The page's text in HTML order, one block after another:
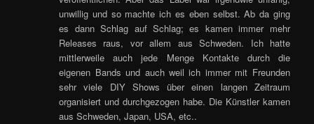
unwillig und so machte ich es eben selbst. Ab da ging
es dann Schlag auf Schlag; es kamen immer mehr
Releases raus, vor allem aus Schweden. Ich hatte
mittlerweile auch jede Menge Kontakte durch die
eigenen Bands und auch weil ich immer mit Freunden
sehr viele DIY Shows über einen langen Zeitraum
organisiert und durchgezogen habe. Die Künstler kamen
aus Schweden, Japan, USA, etc..